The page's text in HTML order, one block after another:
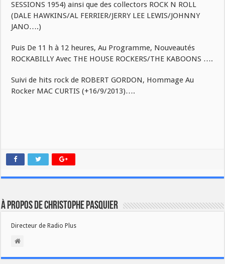
SESSIONS 1954) ainsi que des collectors ROCK N ROLL
(DALE HAWKINS/AL FERRIER/JERRY LEE LEWIS/JOHNNY
JANO….)
Puis De 11 h à 12 heures, Au Programme, Nouveautés
ROCKABILLY Avec THE HOUSE ROCKERS/THE KABOONS ….
Suivi de hits rock de ROBERT GORDON, Hommage Au
Rocker MAC CURTIS (+16/9/2013)….
À propos de Christophe PASQUIER
Directeur de Radio Plus